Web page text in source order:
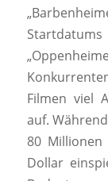
Filmen viel
auf.
80
Dollar